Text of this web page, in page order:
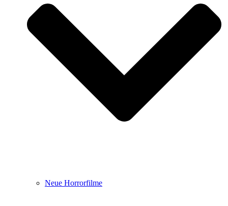
Neue Horrorfilme